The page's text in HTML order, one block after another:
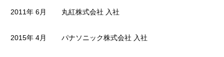
2011年 6月 丸紅株式会社 入社
2015年 4月 パナソニック株式会社 入社